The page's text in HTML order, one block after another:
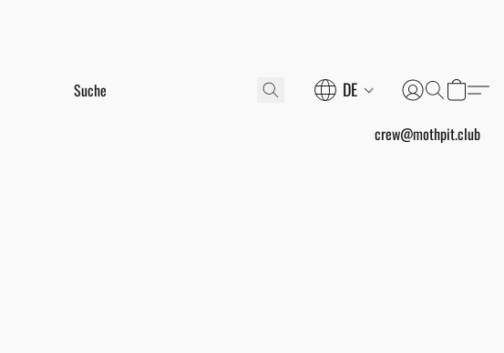
DE
crew@mothpit.club